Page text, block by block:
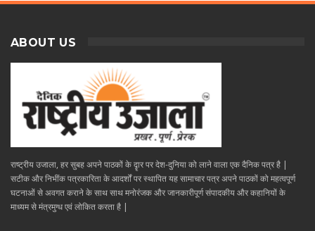
ABOUT US
राष्ट्रीय उजाला, हर सुबह अपने पाठकों के दॄार पर देश-दुनिया को लाने वाला एक दैनिक पत्र है |
सटीक और निभींक पत्रकारिता के आदर्शों पर स्थापित यह सामाचार पत्र अपने पाठकों को महत्वपूर्ण
घटनाओं से अवगत कराने के साथ साथ मनोरंजक और जानकारीपूर्ण संपादकीय और कहानियों के
माध्यम से मंत्रमुग्ध एवं लोकित करता है |